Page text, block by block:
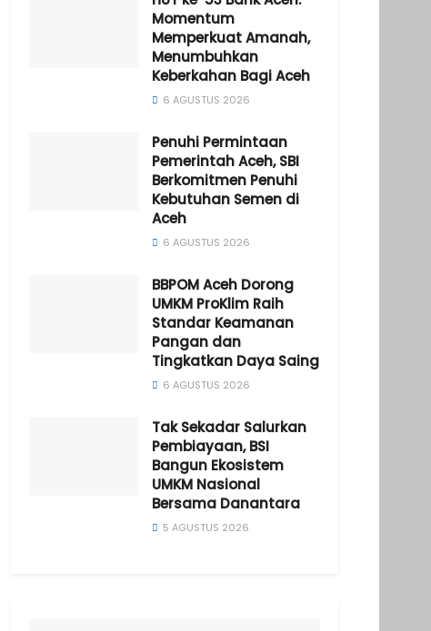
Momentum
Memperkuat Amanah,
Menumbuhkan
Keberkahan Bagi Aceh
6 AGUSTUS 2026
Penuhi Permintaan
Pemerintah Aceh, SBI
Berkomitmen Penuhi
Kebutuhan Semen di
Aceh
6 AGUSTUS 2026
BBPOM Aceh Dorong
UMKM ProKlim Raih
Standar Keamanan
Pangan dan
Tingkatkan Daya Saing
6 AGUSTUS 2026
Tak Sekadar Salurkan
Pembiayaan, BSI
Bangun Ekosistem
UMKM Nasional
Bersama Danantara
5 AGUSTUS 2026